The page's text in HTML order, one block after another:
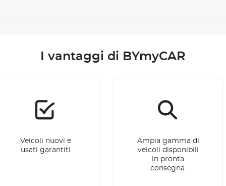
I vantaggi di BYmyCAR
Veicoli nuovi e
usati garantiti
Ampia gamma di
veicoli disponibili
in pronta
consegna.